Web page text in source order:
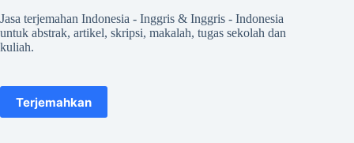
Jasa terjemahan Indonesia - Inggris & Inggris - Indonesia
untuk abstrak, artikel, skripsi, makalah, tugas sekolah dan
kuliah.
Terjemahkan